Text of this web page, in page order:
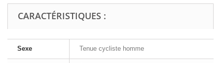
CARACTÉRISTIQUES :
Sexe Tenue cycliste homme